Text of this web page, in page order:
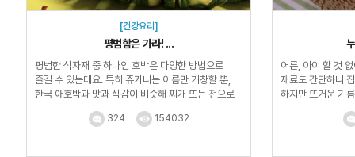
[건강요리]
평범함은 가라! ...
평범한 식자재 중 하나인 호박은 다양한 방법으로
즐길 수 있는데요. 특히 쥬키니는 이름만 거창할 뿐,
한국 애호박과 맛과 식감이 비슷해 찌개 또는 전으로
324 154032
어른, 아이 할 것
재료도 간단하니
하지만 뜨거운 기